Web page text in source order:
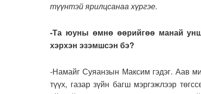
түүнтэй ярилцсанаа хүргэе.
-Та юуны өмнө өөрийгөө манай
хэрхэн эзэмшсэн бэ?
-Намайг Суяанзын Максим гэдэг. Аав
түүх, газар зүйн багш мэргэжлээр